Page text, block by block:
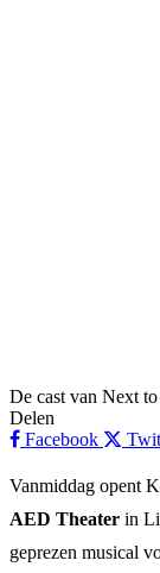
De cast van Next
Delen
Facebook
Vanmiddag opent
AED Theater in
geprezen musical